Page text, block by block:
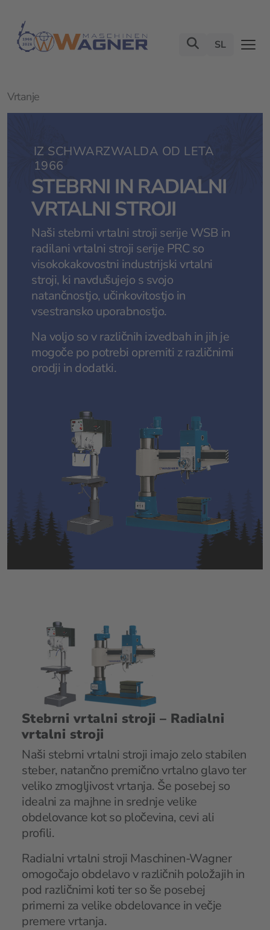
SL
Vrtanje
IZ SCHWARZWALDA OD LETA
1966
STEBRNI IN RADIALNI
VRTALNI STROJI
Naši stebrni vrtalni stroji serije WSB in
radilani vrtalni stroji serije PRC so
visokokakovostni industrijski vrtalni
stroji, ki navdušujejo s svojo
natančnostjo, učinkovitostjo in
vsestransko uporabnostjo.
Na voljo so v različnih izvedbah in jih je
mogoče po potrebi opremiti z različnimi
orodji in dodatki.
Stebrni vrtalni stroji – Radialni
vrtalni stroji
Naši stebrni vrtalni stroji imajo zelo stabilen
steber, natančno premično vrtalno glavo ter
veliko zmogljivost vrtanja. Še posebej so
idealni za majhne in srednje velike
obdelovance kot so pločevina, cevi ali
profili.
Radialni vrtalni stroji Maschinen-Wagner
omogočajo obdelavo v različnih položajih in
pod različnimi koti ter so še posebej
primerni za velike obdelovance in večje
premere vrtanja.